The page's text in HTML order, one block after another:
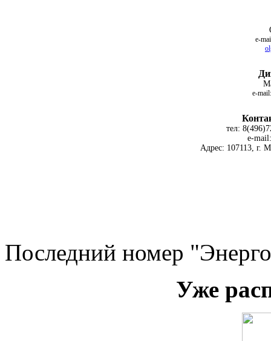
e-
e-
тел:
e-
Адрес: 107113, г.
Последний номер
Уже